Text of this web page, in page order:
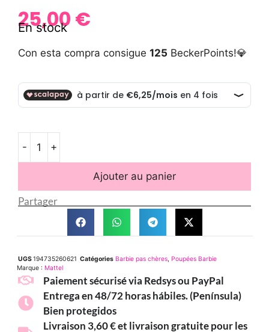
25,00 €
En stock
Con esta compra consigue 125 BeckerPoints!💎
- +
Ajouter au panier
Partager
UGS194735260621 Catégories Barbie pas chères, Poupées Barbie
Marque : Mattel
Paiement sécurisé via Redsys ou PayPal
Entrega en 48/72 horas hábiles. (Península)
Bien protegidos
Livraison 3,60 € et livraison gratuite pour les